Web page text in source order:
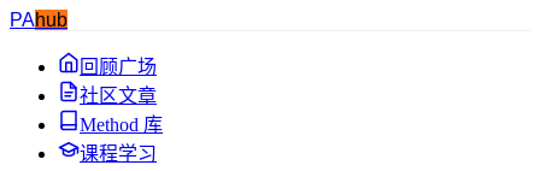
PAhub
回顾广场
社区文章
Method 库
课程学习